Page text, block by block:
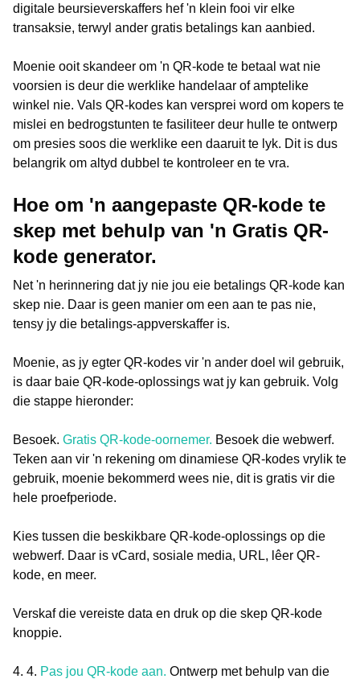
digitale beursieverskaffers hef 'n klein fooi vir elke
transaksie, terwyl ander gratis betalings kan aanbied.
Moenie ooit skandeer om 'n QR-kode te betaal wat nie
voorsien is deur die werklike handelaar of amptelike
winkel nie. Vals QR-kodes kan versprei word om kopers te
mislei en bedrogstunten te fasiliteer deur hulle te ontwerp
om presies soos die werklike een daaruit te lyk. Dit is dus
belangrik om altyd dubbel te kontroleer en te vra.
Hoe om 'n aangepaste QR-kode te
skep met behulp van 'n Gratis QR-
kode generator.
Net 'n herinnering dat jy nie jou eie betalings QR-kode kan
skep nie. Daar is geen manier om een aan te pas nie,
tensy jy die betalings-appverskaffer is.
Moenie, as jy egter QR-kodes vir 'n ander doel wil gebruik,
is daar baie QR-kode-oplossings wat jy kan gebruik. Volg
die stappe hieronder:
Besoek. Gratis QR-kode-oornemer. Besoek die webwerf.
Teken aan vir 'n rekening om dinamiese QR-kodes vrylik te
gebruik, moenie bekommerd wees nie, dit is gratis vir die
hele proefperiode.
Kies tussen die beskikbare QR-kode-oplossings op die
webwerf. Daar is vCard, sosiale media, URL, lêer QR-
kode, en meer.
Verskaf die vereiste data en druk op die skep QR-kode
knoppie.
4. 4. Pas jou QR-kode aan. Ontwerp met behulp van die